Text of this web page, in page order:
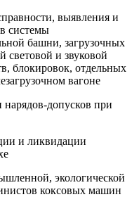
выявления и
системы
башни, загрузочных
световой и звуковой
блокировок, отдельных
вагоне
допусков при
и ликвидации
экологической
коксовых машин